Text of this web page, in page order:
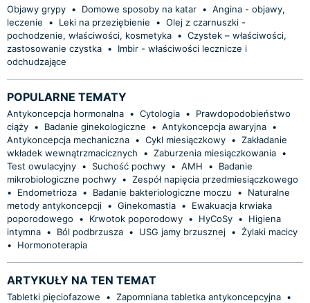
Objawy grypy • Domowe sposoby na katar • Angina - objawy,
leczenie
• Leki na przeziębienie • Olej z czarnuszki -
pochodzenie, właściwości, kosmetyka • Czystek – właściwości,
zastosowanie czystka •
Imbir - właściwości lecznicze i
odchudzające
POPULARNE TEMATY
Antykoncepcja hormonalna • Cytologia •
Prawdopodobieństwo
ciąży • Badanie ginekologiczne • Antykoncepcja awaryjna •
Antykoncepcja mechaniczna • Cykl miesiączkowy • Zakładanie
wkładek wewnątrzmacicznych
• Zaburzenia miesiączkowania •
Test owulacyjny • Suchość pochwy • AMH •
Badanie
mikrobiologiczne pochwy • Zespół napięcia przedmiesiączkowego
•
Endometrioza • Badanie bakteriologiczne moczu •
Naturalne
metody antykoncepcji • Ginekomastia •
Ewakuacja krwiaka
poporodowego
• Krwotok poporodowy • HyCoSy •
Higiena
intymna • Ból podbrzusza • USG jamy brzusznej • Żylaki macicy
•
Hormonoterapia
ARTYKUŁY NA TEN TEMAT
Tabletki pięciofazowe • Zapomniana tabletka antykoncepcyjna •